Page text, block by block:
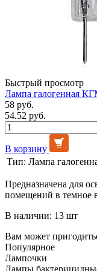
Быстрый просмотр
Лампа галогенная
58 руб.
54.52 руб.
В корзину
Тип: Лампа
Предназначена для
помещений в темное
В наличии: 13 шт
Вам может
Популярное
Лампочки
Лампы